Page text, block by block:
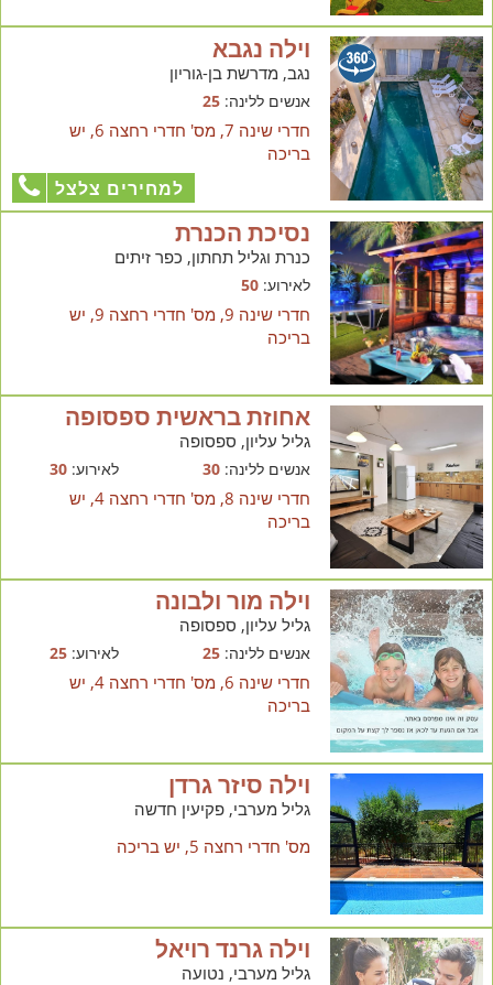
וילה נגבא
נגב, מדרשת בן-גוריון
אנשים ללינה:25
חדרי שינה 7, מס' חדרי רחצה 6, יש
בריכה
למחירים צלצל
נסיכת הכנרת
כנרת וגליל תחתון, כפר זיתים
לאירוע:50
חדרי שינה 9, מס' חדרי רחצה 9, יש
בריכה
אחוזת בראשית ספסופה
גליל עליון, ספסופה
אנשים ללינה:30 לאירוע:30
חדרי שינה 8, מס' חדרי רחצה 4, יש
בריכה
וילה מור ולבונה
גליל עליון, ספסופה
אנשים ללינה:25 לאירוע:25
חדרי שינה 6, מס' חדרי רחצה 4, יש
בריכה
וילה סיזר גרדן
גליל מערבי, פקיעין חדשה
מס' חדרי רחצה 5, יש בריכה
וילה גרנד רויאל
גליל מערבי, נטועה